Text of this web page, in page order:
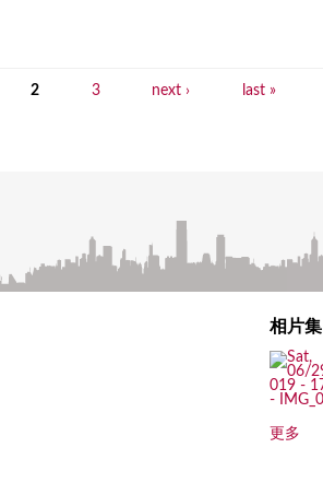
2 3 next › last »
相片集
更多